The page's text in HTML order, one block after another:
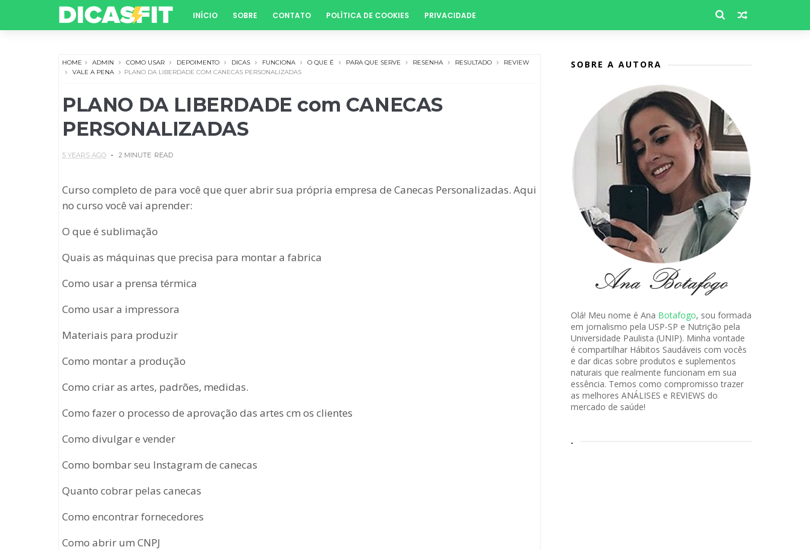
INÍCIO SOBRE CONTATO POLÍTICA DE COOKIES PRIVACIDADE
HOME ADMIN COMO USAR DEPOIMENTO DICAS FUNCIONA O QUE É PARA QUE SERVE RESENHA RESULTADO
REVIEW
VALE A PENA
PLANO DA LIBERDADE COM CANECAS PERSONALIZADAS
PLANO DA LIBERDADE com CANECAS
PERSONALIZADAS
5 YEARS AGO 2 MINUTE READ
Curso completo de para você que quer abrir sua própria empresa de Canecas Personalizadas. Aqui
no curso você vai aprender:
O que é sublimação
Quais as máquinas que precisa para montar a fabrica
Como usar a prensa térmica
Como usar a impressora
Materiais para produzir
Como montar a produção
Como criar as artes, padrões, medidas.
Como fazer o processo de aprovação das artes cm os clientes
Como divulgar e vender
Como bombar seu Instagram de canecas
Quanto cobrar pelas canecas
Como encontrar fornecedores
Como abrir um CNPJ
SOBRE A AUTORA
Olá! Meu nome é Ana Botafogo, sou formada
em jornalismo pela USP-SP e Nutrição pela
Universidade Paulista (UNIP). Minha vontade
é compartilhar Hábitos Saudáveis com vocês
e dar dicas sobre produtos e suplementos
naturais que realmente funcionam em sua
essência. Temos como compromisso trazer
as melhores ANÁLISES e REVIEWS do
mercado de saúde!
.